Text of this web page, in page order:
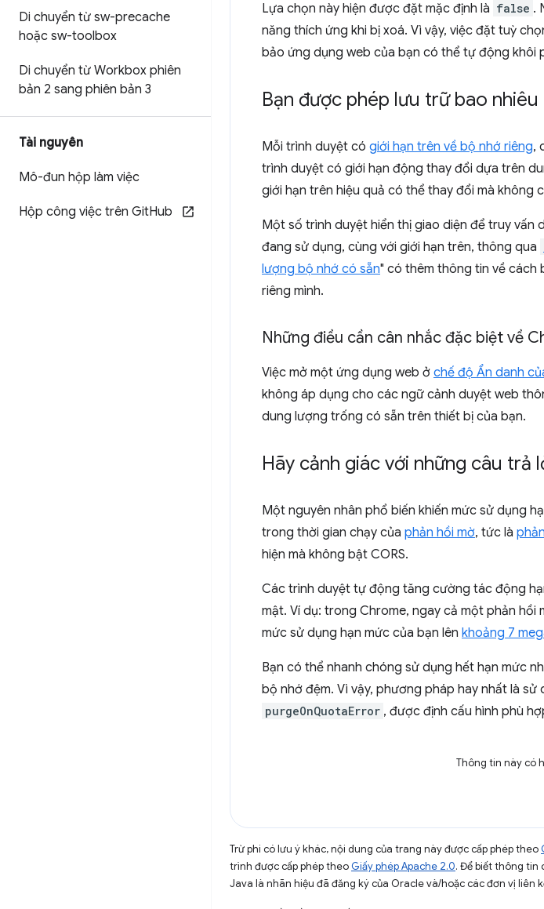
Di chuyển từ sw-precache
hoặc sw-toolbox
Di chuyển từ Workbox phiên
bản 2 sang phiên bản 3
Tài nguyên
Mô-đun hộp làm việc
Hộp công việc trên GitHub
Lựa chọn này hiện được đặt mặc định là false .
năng thích ứng khi bị xoá. Vì vậy, việc đặt tuỳ
bảo ứng dụng web của bạn có thể tự động khôi
Bạn được phép lưu trữ bao nhiêu
Mỗi trình duyệt có giới hạn trên về bộ nhớ riêng,
trình duyệt có giới hạn động thay đổi dựa trên
giới hạn trên hiệu quả có thể thay đổi mà không
Một số trình duyệt hiển thị giao diện để truy
đang sử dụng, cùng với giới hạn trên, thông qua
lượng bộ nhớ có sẵn" có thêm thông tin về cách
riêng mình.
Những điều cần cân nhắc đặc biệt về
Việc mở một ứng dụng web ở chế độ Ẩn danh
không áp dụng cho các ngữ cảnh duyệt web
dung lượng trống có sẵn trên thiết bị của bạn.
Hãy cảnh giác với những câu trả
Một nguyên nhân phổ biến khiến mức sử dụng
trong thời gian chạy của phản hồi mờ, tức là
hiện mà không bật CORS.
Các trình duyệt tự động tăng cường tác động
mật. Ví dụ: trong Chrome, ngay cả một phản
mức sử dụng hạn mức của bạn lên khoảng 7
Bạn có thể nhanh chóng sử dụng hết hạn mức
bộ nhớ đệm. Vì vậy, phương pháp hay nhất là sử
purgeOnQuotaError , được định cấu hình phù
Thông tin này có
Trừ phi có lưu ý khác, nội dung của trang này được cấp phép theo
trình được cấp phép theo Giấy phép Apache 2.0. Để biết thông tin
Java là nhãn hiệu đã đăng ký của Oracle và/hoặc các đơn vị liên